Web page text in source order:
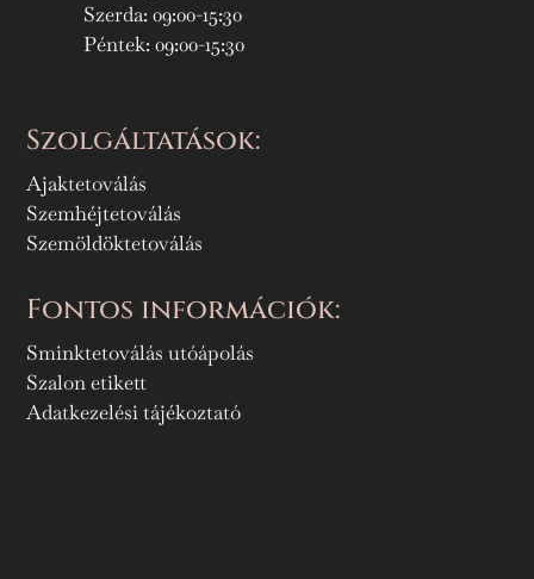
Szerda: 09:00-15:30
Péntek: 09:00-15:30
Szolgáltatások:
Ajaktetoválás
Szemhéjtetoválás
Szemöldöktetoválás
Fontos információk:
Sminktetoválás utóápolás
Szalon etikett
Adatkezelési tájékoztató